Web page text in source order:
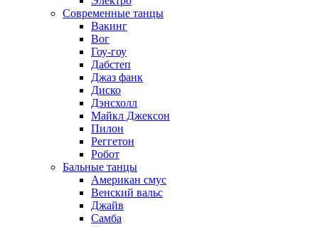
Современные танцы
Вакинг
Вог
Гоу-гоу
Дабстеп
Джаз фанк
Диско
Дэнсхолл
Майкл Джексон
Пилон
Реггетон
Робот
Бальные танцы
Американ смус
Венский вальс
Джайв
Самба